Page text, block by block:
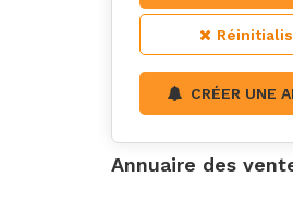
CRÉER UNE
Annuaire des